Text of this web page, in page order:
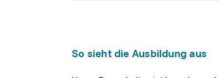
So sieht die Ausbildung aus